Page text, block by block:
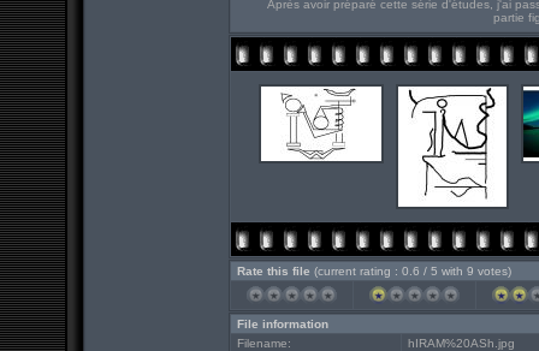
Après avoir préparé cette série d'études, j'ai
partie
Rate this file (current rating : 0.6 / 5 with 9 votes)
File information
Filename:
hIRAM%20ASh.jpg